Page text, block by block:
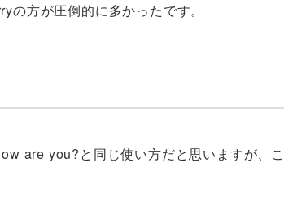
方が圧倒的に多かったです。
are you?と同じ使い方だと思いますが、